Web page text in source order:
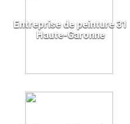
Entreprise de peinture 31
Haute-Garonne